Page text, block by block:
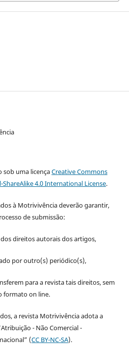
sob uma licençaCreative Commons
4.0 International License.
à Motrivivência deverão garantir,
de submissão:
direitos autorais dos artigos,
por outro(s) periódico(s),
para a revista tais direitos, sem
formato on line.
a revista Motrivivência adota a
- Não Comercial -
(CC BY-NC-SA).